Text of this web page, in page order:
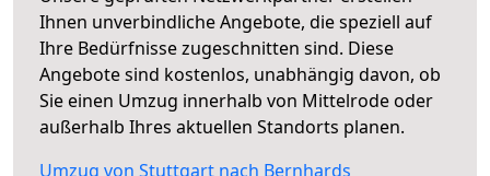
Ihnen unverbindliche Angebote, die speziell auf
Ihre Bedürfnisse zugeschnitten sind. Diese
Angebote sind kostenlos, unabhängig davon, ob
Sie einen Umzug innerhalb von Mittelrode oder
außerhalb Ihres aktuellen Standorts planen.
Umzug von Stuttgart nach Bernhards